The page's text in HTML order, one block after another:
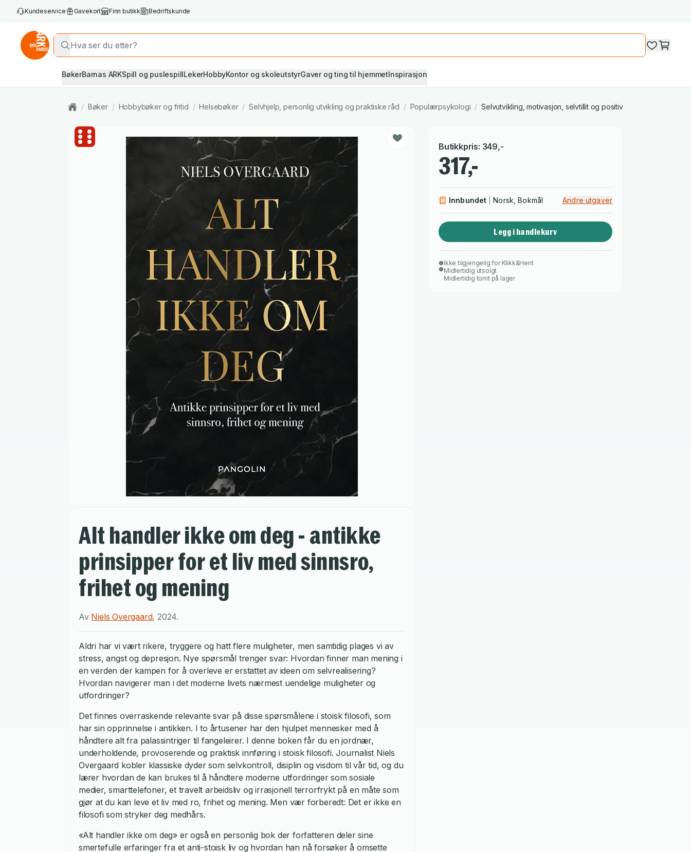
Kundeservice Gavekort Finn butikk Bedriftskunde
BøkerBarnas ARKSpill og puslespillLekerHobbyKontor og skoleutstyrGaver og ting til hjemmetInspirasjon
/ Bøker / Hobbybøker og fritid / Helsebøker / Selvhjelp, personlig utvikling og praktiske råd / Populærpsykologi / Selvutvikling, motivasjon, selvtillit og positiv mental innstilling
Alt handler ikke om deg - antikke
prinsipper for et liv med sinnsro,
frihet og mening
Av Niels Overgaard,2024.
Aldri har vi vært rikere, tryggere og hatt flere muligheter, men samtidig plages vi av
stress, angst og depresjon. Nye spørsmål trenger svar: Hvordan finner man mening i
en verden der kampen for å overleve er erstattet av ideen om selvrealisering?
Hvordan navigerer man i det moderne livets nærmest uendelige muligheter og
utfordringer?
Det finnes overraskende relevante svar på disse spørsmålene i stoisk filosofi, som
har sin opprinnelse i antikken. I to årtusener har den hjulpet mennesker med å
håndtere alt fra palassintriger til fangeleirer. I denne boken får du en jordnær,
underholdende, provoserende og praktisk innføring i stoisk filosofi. Journalist Niels
Overgaard kobler klassiske dyder som selvkontroll, disiplin og visdom til vår tid, og du
lærer hvordan de kan brukes til å håndtere moderne utfordringer som sosiale
medier, smarttelefoner, et travelt arbeidsliv og irrasjonell terrorfrykt på en måte som
gjør at du kan leve et liv med ro, frihet og mening. Men vær forberedt: Det er ikke en
filosofi som stryker deg medhårs.
«Alt handler ikke om deg» er også en personlig bok der forfatteren deler sine
smertefulle erfaringer fra et anti-stoisk liv og hvordan han nå forsøker å omsette
Butikkpris: 349,-
317,-
Innbundet Norsk, Bokmål Andre utgaver
Legg i handlekurv
Ikke tilgjengelig for Klikk&Hent
Midlertidig utsolgt
Midlertidig tomt på lager